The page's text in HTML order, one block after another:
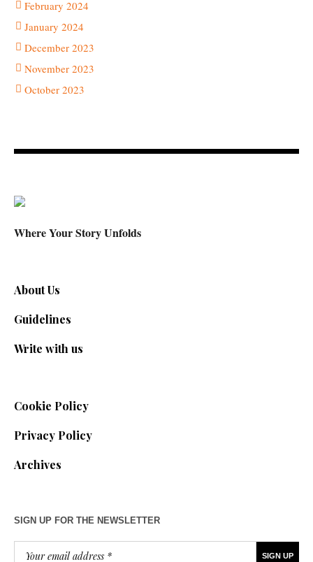
February 2024
January 2024
December 2023
November 2023
October 2023
Where Your Story Unfolds
About Us
Guidelines
Write with us
Cookie Policy
Privacy Policy
Archives
SIGN UP FOR THE NEWSLETTER